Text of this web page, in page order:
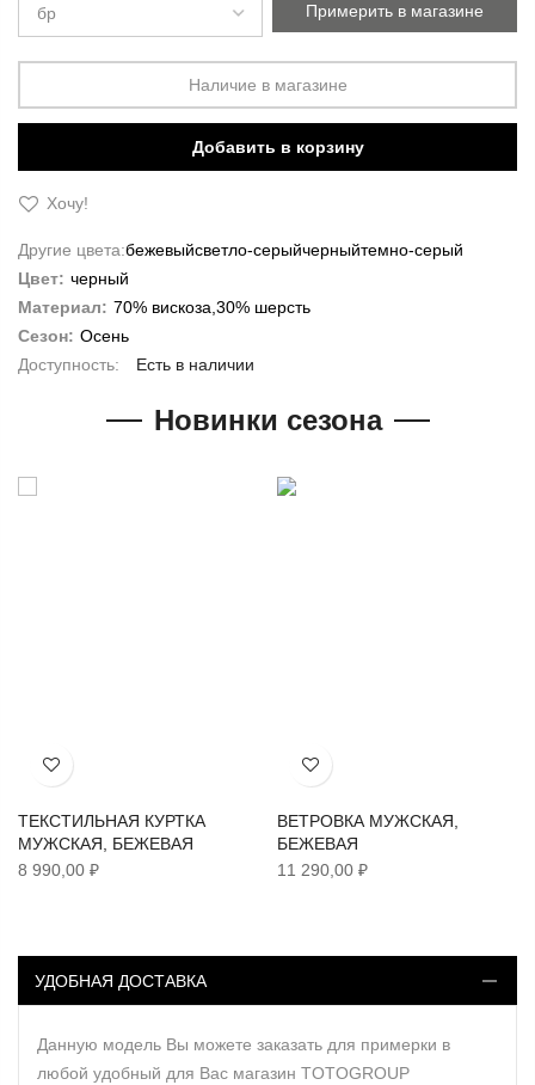
Примерить в магазине
Наличие в магазине
Добавить в корзину
Хочу!
Другие цвета:бежевыйсветло-серыйчерныйтемно-серый
Цвет: черный
Материал: 70% вискоза,30% шерсть
Сезон: Осень
Есть в наличии
Новинки сезона
Хочу!
ТЕКСТИЛЬНАЯ КУРТКА
МУЖСКАЯ, БЕЖЕВАЯ
8 990,00 ₽
Хочу!
ВЕТРОВКА МУЖСКАЯ,
БЕЖЕВАЯ
11 290,00 ₽
УДОБНАЯ ДОСТАВКА
Данную модель Вы можете заказать для примерки в
любой удобный для Вас магазин TOTOGROUP